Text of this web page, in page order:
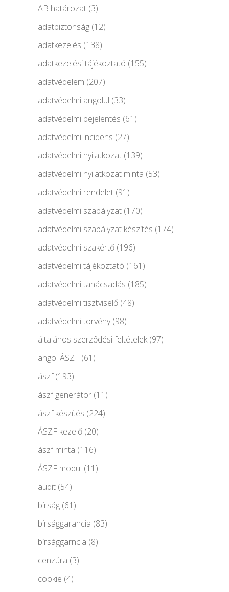
AB határozat (3)
adatbiztonság (12)
adatkezelés (138)
adatkezelési tájékoztató (155)
adatvédelem (207)
adatvédelmi angolul (33)
adatvédelmi bejelentés (61)
adatvédelmi incidens (27)
adatvédelmi nyilatkozat (139)
adatvédelmi nyilatkozat minta (53)
adatvédelmi rendelet (91)
adatvédelmi szabályzat (170)
adatvédelmi szabályzat készítés (174)
adatvédelmi szakértő (196)
adatvédelmi tájékoztató (161)
adatvédelmi tanácsadás (185)
adatvédelmi tisztviselő (48)
adatvédelmi törvény(98)
általános szerződési feltételek(97)
angol ÁSZF (61)
ászf(193)
ászf generátor (11)
ászf készítés (224)
ÁSZF kezelő (20)
ászf minta (116)
ÁSZF modul (11)
audit (54)
bírság (61)
bírsággarancia (83)
bírsággarncia (8)
cenzúra (3)
cookie (4)